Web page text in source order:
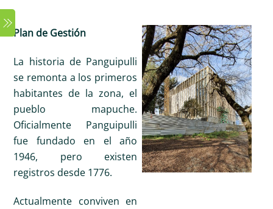
Skip
to
content
Plan de Gestión
La historia de Panguipulli
se remonta a los primeros
habitantes de la zona, el
pueblo mapuche.
Oficialmente Panguipulli
fue fundado en el año
1946, pero existen
registros desde 1776.
Actualmente conviven en